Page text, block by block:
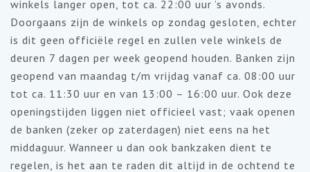
winkels langer open, tot ca. 22:00 uur ’s avonds.
Doorgaans zijn de winkels op zondag gesloten, echter
is dit geen officiële regel en zullen vele winkels de
deuren 7 dagen per week geopend houden. Banken zijn
geopend van maandag t/m vrijdag vanaf ca. 08:00 uur
tot ca. 11:30 uur en van 13:00 – 16:00 uur. Ook deze
openingstijden liggen niet officieel vast; vaak openen
de banken (zeker op zaterdagen) niet eens na het
middaguur. Wanneer u dan ook bankzaken dient te
regelen, is het aan te raden dit altijd in de ochtend te